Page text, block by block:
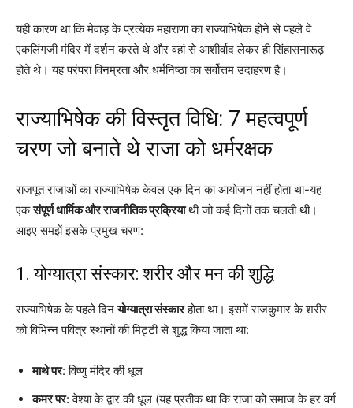
यही कारण था कि मेवाड़ के प्रत्येक महाराणा का राज्याभिषेक होने से पहले वे
एकलिंगजी मंदिर में दर्शन करते थे और वहां से आशीर्वाद लेकर ही सिंहासनारूढ़
होते थे। यह परंपरा विनम्रता और धर्मनिष्ठा का सर्वोत्तम उदाहरण है।
राज्याभिषेक की विस्तृत विधि: 7 महत्वपूर्ण
चरण जो बनाते थे राजा को धर्मरक्षक
राजपूत राजाओं का राज्याभिषेक केवल एक दिन का आयोजन नहीं होता था-यह
एकसंपूर्ण धार्मिक और राजनीतिक प्रक्रियाथी जो कई दिनों तक चलती थी।
आइए समझें इसके प्रमुख चरण:
1. योग्यात्रा संस्कार: शरीर और मन की शुद्धि
राज्याभिषेक के पहले दिनयोग्यात्रा संस्कारहोता था। इसमें राजकुमार के शरीर
को विभिन्न पवित्र स्थानों की मिट्टी से शुद्ध किया जाता था:
माथे पर: विष्णु मंदिर की धूल
कमर पर: वेश्या के द्वार की धूल (यह प्रतीक था कि राजा को समाज के हर वर्ग